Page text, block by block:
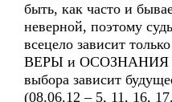
быть, как часто и
неверной, поэтому
всецело зависит
ВЕРЫ и ОСОЗНАНИЯ
выбора зависит
(08.06.12 – 5, 11, 16,